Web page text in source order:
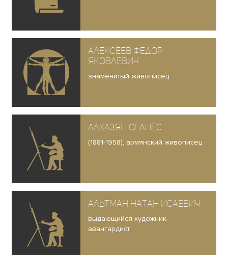
Алексеев Федор
Яковлевич
знаменитый живописец
Алхазян Оганес
(1881-1958), армянский живописец
Альтман Натан Исаевич
выдающийся художник-
авангардист